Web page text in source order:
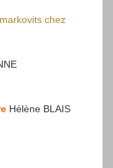
chez
Hélène BLAIS